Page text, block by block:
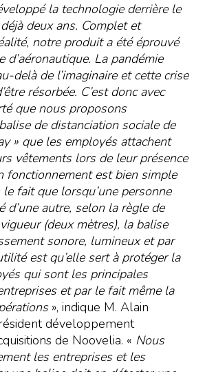
la technologie derrière le
deux ans. Complet et
notre produit a été éprouvé
d’aéronautique. La pandémie
delà de l’imaginaire et cette crise
résorbée. C’est donc avec
que nous proposons
de distanciation sociale de
» que les employés attachent
vêtements lors de leur présence
fonctionnement est bien simple
fait que lorsqu’une personne
d’une autre, selon la règle de
(deux mètres), la balise
sonore, lumineux et par
est qu’elle sert à protéger la
qui sont les principales
et par le fait même la
», indique M. Alain
développement
de Noovelia. « Nous
les entreprises et les